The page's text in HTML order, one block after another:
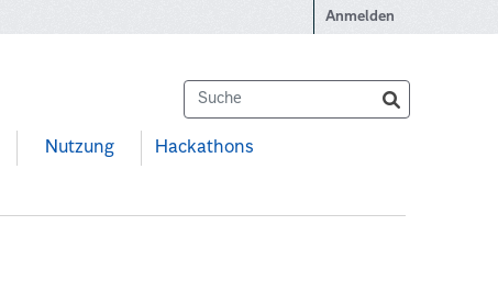
Anmelden
Nutzung Hackathons